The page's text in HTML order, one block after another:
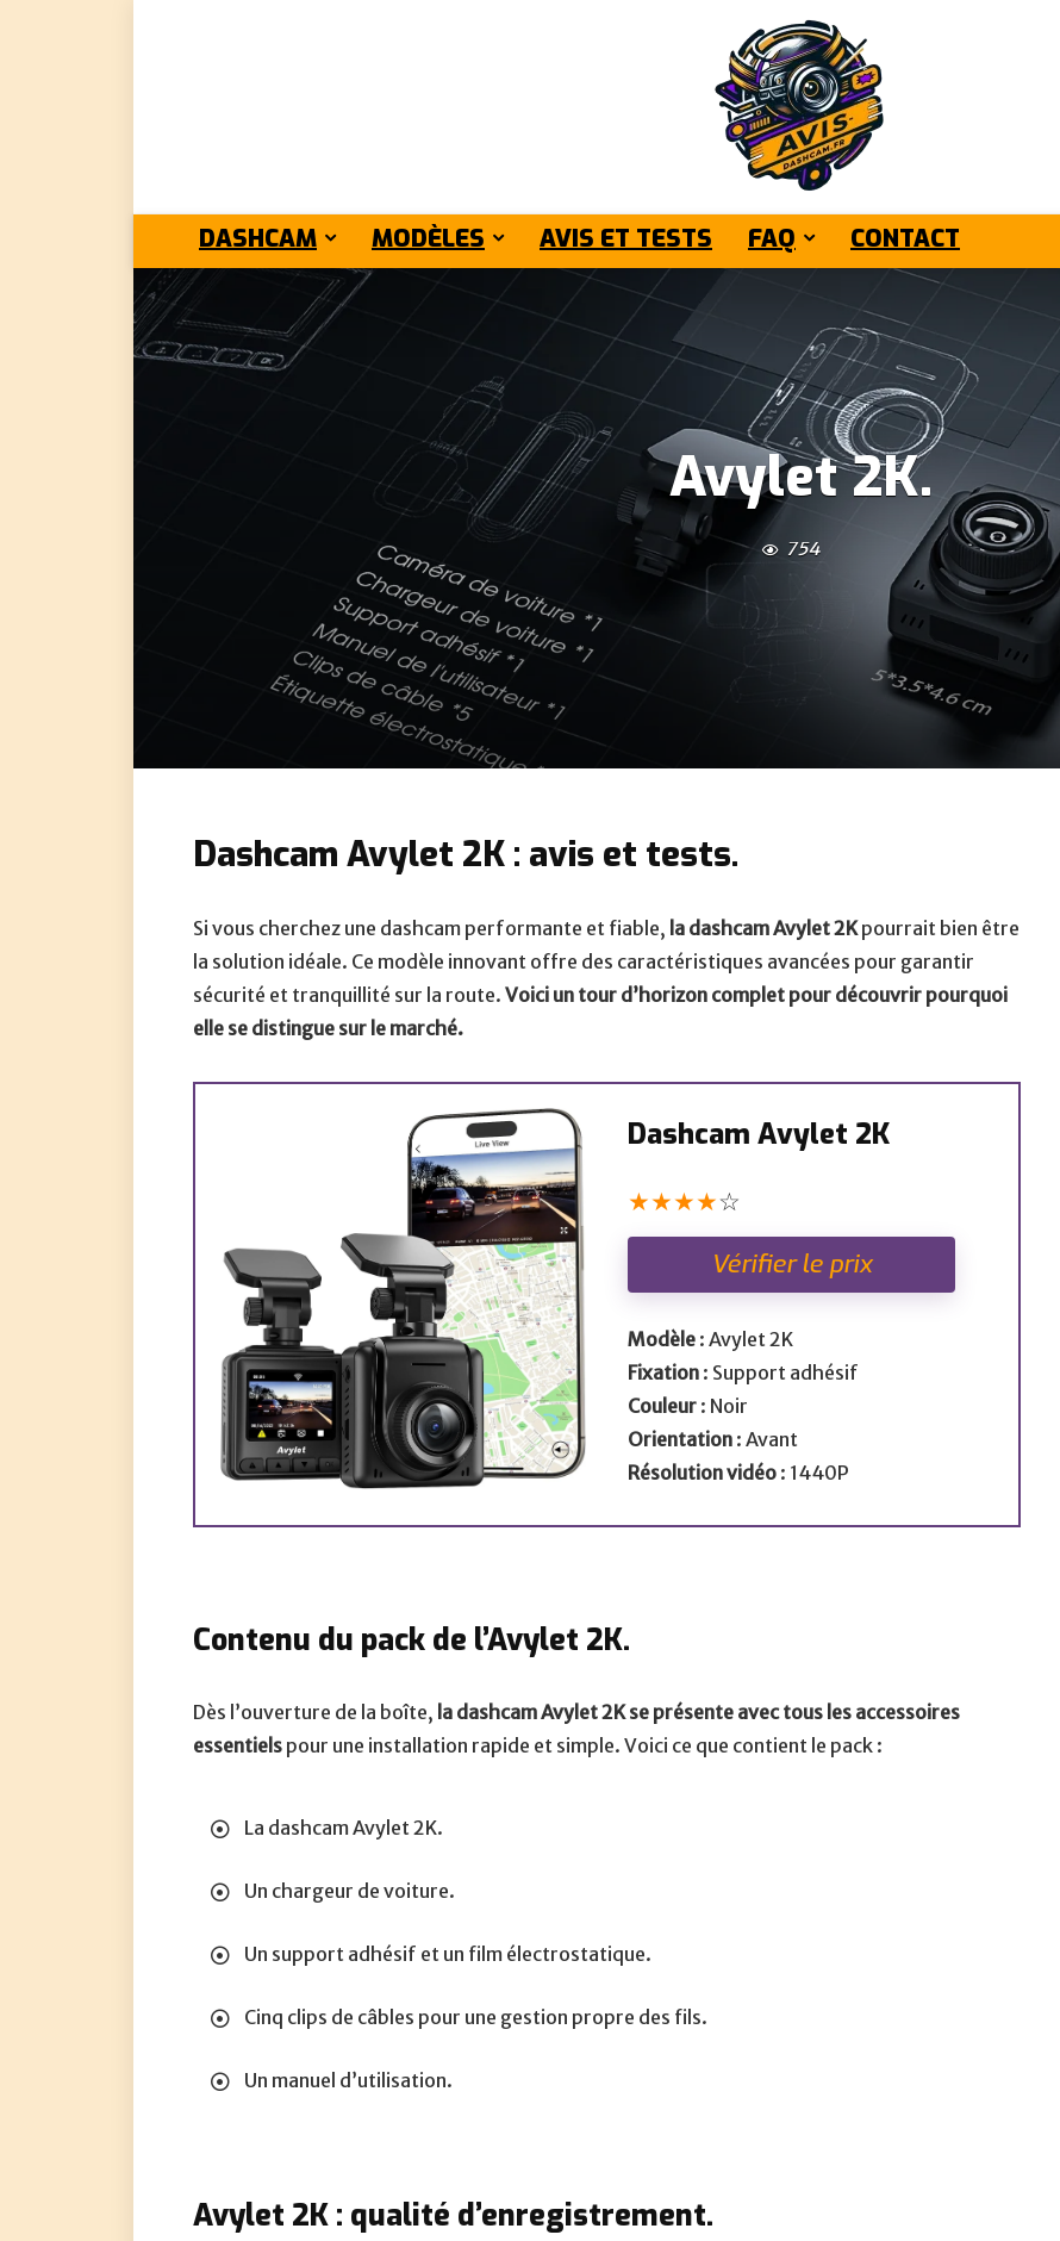
DASHCAM MODÈLES AVIS ET TESTS FAQ CONTACT
Avylet 2K.
754
Dashcam Avylet 2K : avis et tests.
Si vous cherchez une dashcam performante et fiable, la dashcam Avylet 2Kpourrait bien être
la solution idéale. Ce modèle innovant offre des caractéristiques avancées pour garantir
sécurité et tranquillité sur la route.Voici un tour d’horizon complet pour découvrir pourquoi
elle se distingue sur le marché.
Dashcam Avylet 2K
★★★★☆
Vérifier le prix
Modèle: Avylet 2K
Fixation: Support adhésif
Couleur: Noir
Orientation: Avant
Résolution vidéo: 1440P
Contenu du pack de l’Avylet 2K.
Dès l’ouverture de la boîte, la dashcam Avylet 2K se présente avec tous les accessoires
essentiels pour une installation rapide et simple. Voici ce que contient le pack :
La dashcam Avylet 2K.
Un chargeur de voiture.
Un support adhésif et un film électrostatique.
Cinq clips de câbles pour une gestion propre des fils.
Un manuel d’utilisation.
Avylet 2K : qualité d’enregistrement.
Dashcam Vantrue E3 : avis et tests. Lorsqu'il
capturer ...